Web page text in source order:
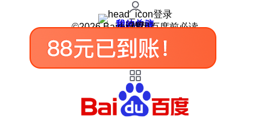
登录
我的关注
我的收藏
皮肤中心
用户反馈
设置
©2026 Baidu 使用百度前必读